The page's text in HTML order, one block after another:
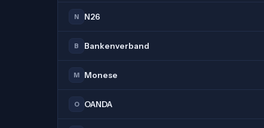
N N26
B Bankenverband
M Monese
O OANDA